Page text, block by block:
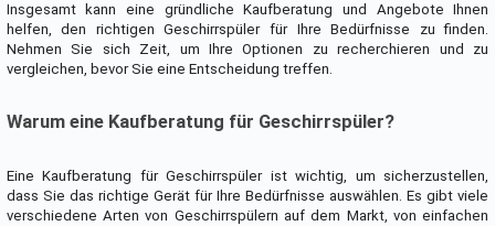
Insgesamt kann eine gründliche Kaufberatung und Angebote Ihnen
helfen, den richtigen Geschirrspüler für Ihre Bedürfnisse zu finden.
Nehmen Sie sich Zeit, um Ihre Optionen zu recherchieren und zu
vergleichen, bevor Sie eine Entscheidung treffen.
Warum eine Kaufberatung für Geschirrspüler?
Eine Kaufberatung für Geschirrspüler ist wichtig, um sicherzustellen,
dass Sie das richtige Gerät für Ihre Bedürfnisse auswählen. Es gibt viele
verschiedene Arten von Geschirrspülern auf dem Markt, von einfachen